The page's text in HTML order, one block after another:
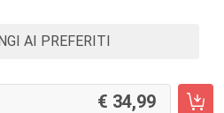
AI PREFERITI
34,99